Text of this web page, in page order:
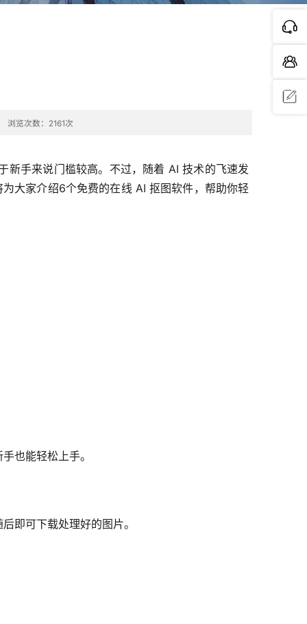
浏览次数：2161次
新手来说门槛较高。不过，随着 AI 技术的飞速发
大家介绍6个免费的在线 AI 抠图软件，帮助你轻
也能轻松上手。
即可下载处理好的图片。